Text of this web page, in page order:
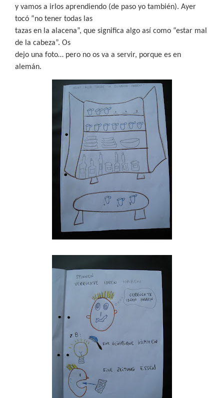
y vamos a irlos aprendiendo (de paso yo también). Ayer
tocó “no tener todas las
tazas en la alacena”, que significa algo así como “estar mal
de la cabeza”. Os
dejo una foto… pero no os va a servir, porque es en
alemán.